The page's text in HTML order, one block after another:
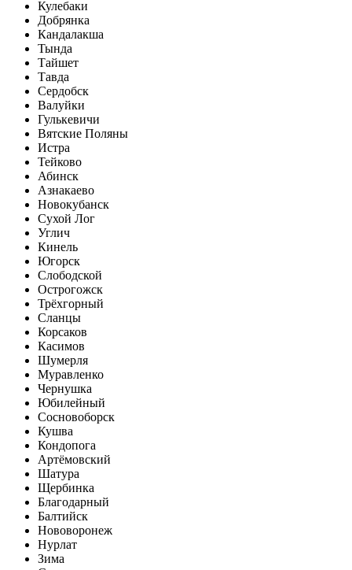
Кулебаки
Добрянка
Кандалакша
Тында
Тайшет
Тавда
Сердобск
Валуйки
Гулькевичи
Вятские Поляны
Истра
Тейково
Абинск
Азнакаево
Новокубанск
Сухой Лог
Углич
Кинель
Югорск
Слободской
Острогожск
Трёхгорный
Сланцы
Корсаков
Касимов
Шумерля
Муравленко
Чернушка
Юбилейный
Сосновоборск
Кушва
Кондопога
Артёмовский
Шатура
Щербинка
Благодарный
Балтийск
Нововоронеж
Нурлат
Зима